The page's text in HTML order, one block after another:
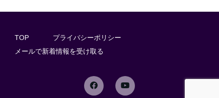
TOP
プライバシーポリシー
メールで新着情報を受け取る